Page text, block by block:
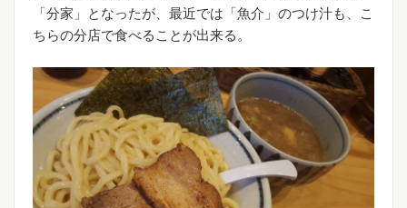
「分家」となったが、最近では「魚介」のつけ汁も、こ
ちらの分店で食べることが出来る。